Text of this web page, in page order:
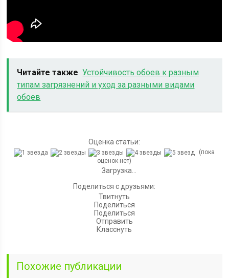
Читайте также Устойчивость обоев к разным
типам загрязнений и уход за разными видами
обоев
Оценка статьи:
(пока
оценок нет)
Загрузка...
Поделиться с друзьями:
Твитнуть
Поделиться
Поделиться
Отправить
Класснуть
Похожие публикации